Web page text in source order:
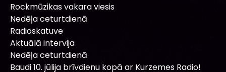
Rockmūzikas vakara viesis
Nedēļa ceturtdienā
Radioskatuve
Aktuālā intervija
Nedēļa ceturtdienā
Baudi 10. jūlija brīvdienu kopā ar Kurzemes Radio!